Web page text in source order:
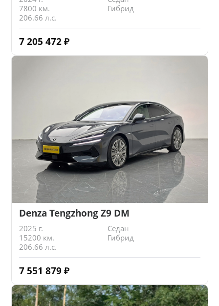
7800 км.
Гибрид
206.66 л.с.
7 205 472 ₽
Denza Tengzhong Z9 DM
2025 г.
Седан
15200 км.
Гибрид
206.66 л.с.
7 551 879 ₽